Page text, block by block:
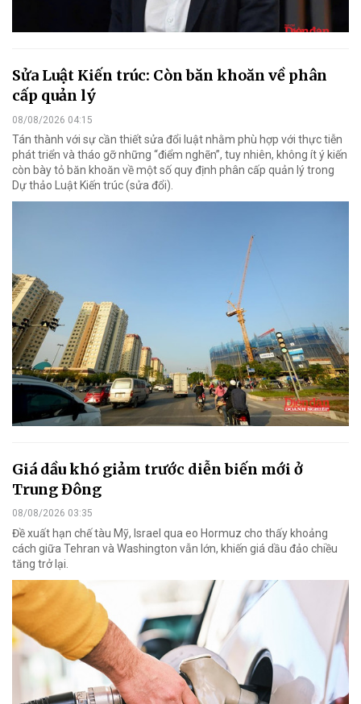
Sửa Luật Kiến trúc: Còn băn khoăn về phân
cấp quản lý
08/08/2026 04:15
Tán thành với sự cần thiết sửa đổi luật nhằm phù hợp với thực tiễn
phát triển và tháo gỡ những “điểm nghẽn”, tuy nhiên, không ít ý kiến
còn bày tỏ băn khoăn về một số quy định phân cấp quản lý trong
Dự thảo Luật Kiến trúc (sửa đổi).
Giá dầu khó giảm trước diễn biến mới ở
Trung Đông
08/08/2026 03:35
Đề xuất hạn chế tàu Mỹ, Israel qua eo Hormuz cho thấy khoảng
cách giữa Tehran và Washington vẫn lớn, khiến giá dầu đảo chiều
tăng trở lại.